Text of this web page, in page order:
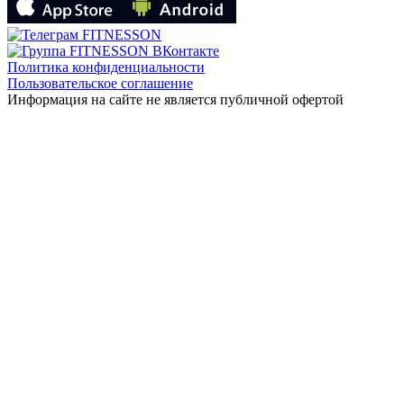
Политика конфиденциальности
Пользовательское соглашение
Информация на сайте не является публичной офертой